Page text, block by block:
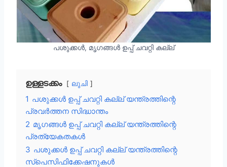
പശുക്കൾ, മൃഗങ്ങൾ ഉപ്പ് ചവറ്റി കല്ല്
ഉള്ളടക്കം ലുചി
1 പശുക്കൾ ഉപ്പ് ചവറ്റി കല്ല് യന്ത്രത്തിന്റെ
പ്രവർത്തന സിദ്ധാന്തം
2 മൃഗങ്ങൾ ഉപ്പ് ചവറ്റി കല്ല് യന്ത്രത്തിന്റെ
പ്രത്യേകതകൾ
3 പശുക്കൾ ഉപ്പ് ചവറ്റി കല്ല് യന്ത്രത്തിന്റെ
സ്പെസിഫിക്കേഷനുകൾ